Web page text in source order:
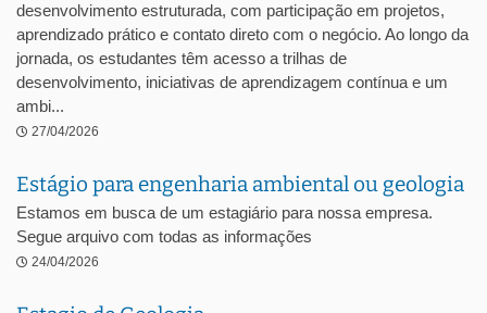
desenvolvimento estruturada, com participação em projetos,
aprendizado prático e contato direto com o negócio. Ao longo da
jornada, os estudantes têm acesso a trilhas de
desenvolvimento, iniciativas de aprendizagem contínua e um
ambi...
27/04/2026
Estágio para engenharia ambiental ou geologia
Estamos em busca de um estagiário para nossa empresa.
Segue arquivo com todas as informações
24/04/2026